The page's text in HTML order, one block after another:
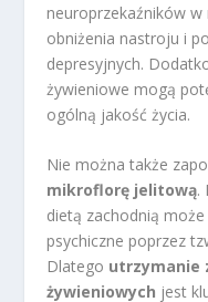
neuroprzekaźników
obniżenia nastroju i
depresyjnych.
żywieniowe mogą
ogólną jakość życia.
Nie można także
mikroflorę jelitową.
dietą zachodnią
psychiczne poprzez
Dlatego utrzymanie
żywieniowych jest